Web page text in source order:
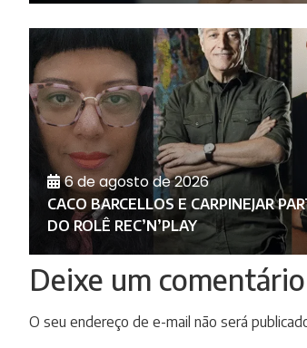
6 de agosto de 2026
CACO BARCELLOS E CARPINEJAR
DO ROLÊ REC’N’PLAY
Deixe um comentário
O seu endereço de e-mail não será